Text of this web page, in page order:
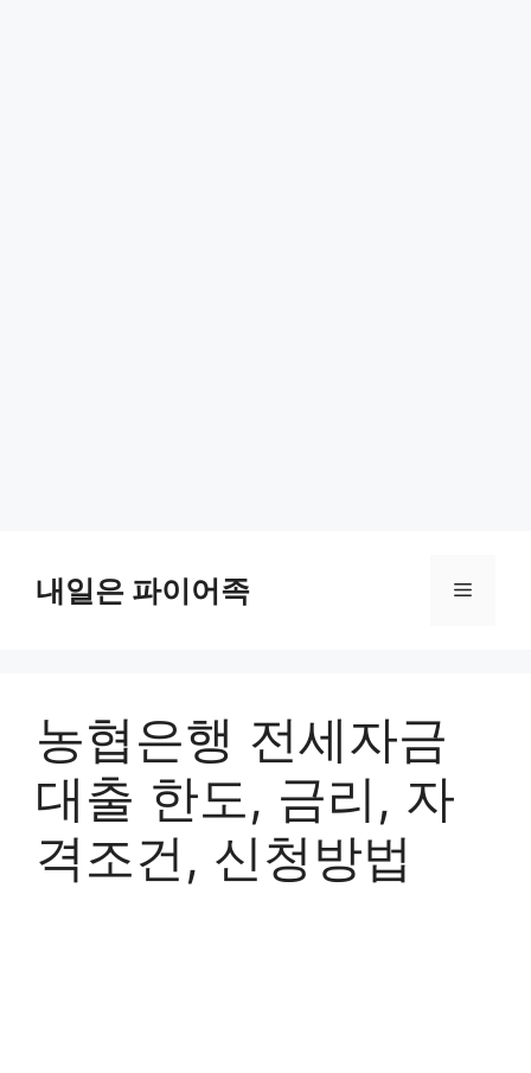
content내일은 파이어족 Menu
농협은행 전세자금
대출 한도, 금리, 자
격조건, 신청방법